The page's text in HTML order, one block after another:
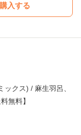
入する
クス) / 麻生羽呂、
無料】